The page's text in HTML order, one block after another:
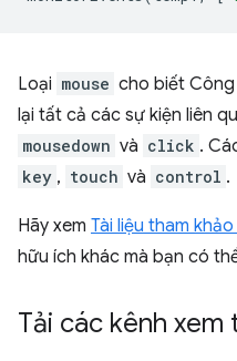
Loại mouse cho biết
lại tất cả các sự kiện liên
mousedown và click .
key , touch và control .
Hãy xem Tài liệu tham
hữu ích khác mà bạn có
Tải các kênh xem